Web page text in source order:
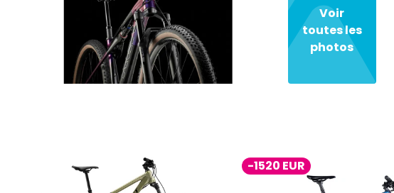
Voir
toutes les
photos
-1520 EUR